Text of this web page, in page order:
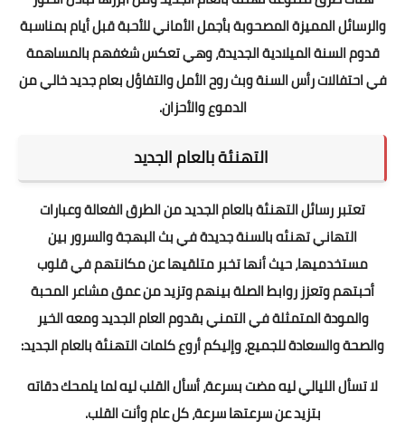
والرسائل المميزة المصحوبة بأجمل الأماني للأحبة قبل أيام بمناسبة
قدوم السنة الميلادية الجديدة، وهي تعكس شغفهم بالمساهمة
في احتفالات رأس السنة وبث روح الأمل والتفاؤل بعام جديد خالي من
الدموع والأحزان.
التهنئة بالعام الجديد
تعتبررسائل التهنئة بالعام الجديدمن الطرق الفعالة وعبارات
التهاني تهنئه بالسنة جديدة في بث البهجة والسرور بين
مستخدميها، حيث أنها تخبر متلقيها عن مكانتهم في قلوب
أحبتهم وتعزز روابط الصلة بينهم وتزيد من عمق مشاعر المحبة
والمودة المتمثلة في التمني بقدوم العام الجديد ومعه الخير
والصحة والسعادة للجميع، وإليكم أروع كلمات التهنئة بالعام الجديد:
لا تسأل الليالي ليه مضت بسرعة، أسأل القلب ليه لما يلمحك دقاته
بتزيد عن سرعتها سرعة، كل عام وأنت القلب.